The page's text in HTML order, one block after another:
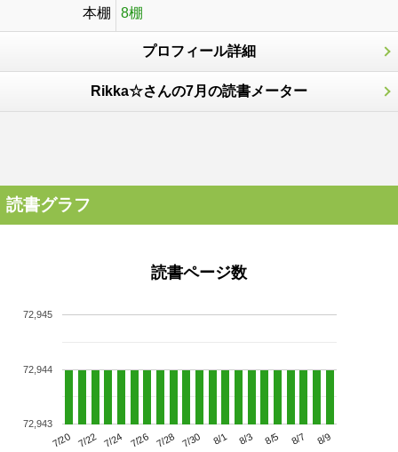
本棚 8棚
プロフィール詳細
Rikka☆さんの7月の読書メーター
読書グラフ
読書ページ数
7/20 7/22 7/24 7/26 7/28 7/30 8/1 8/3 8/5 8/7 8/9
72,943
72,944
72,945